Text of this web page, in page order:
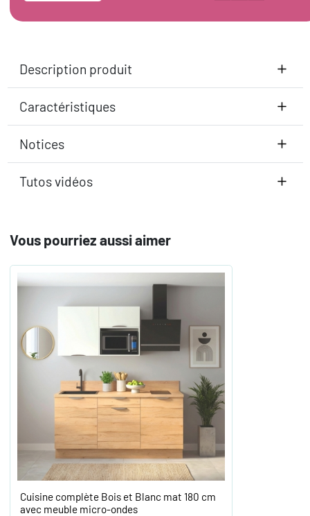
Description produit
Caractéristiques
Notices
Tutos vidéos
Vous pourriez aussi aimer
Cuisine complète Bois et Blanc mat 180 cm
avec meuble micro-ondes